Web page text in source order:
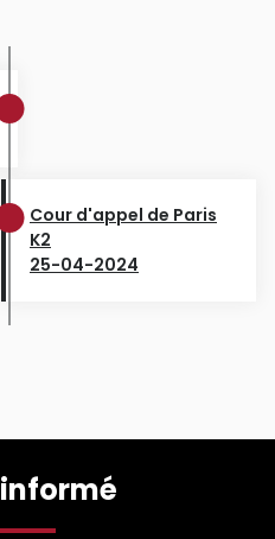
Cour d'appel de Paris
K2
25-04-2024
informé